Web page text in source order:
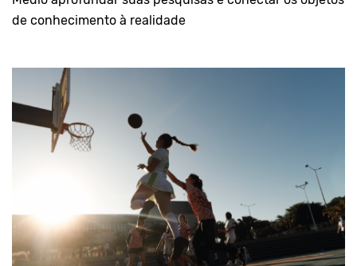
de conhecimento à realidade